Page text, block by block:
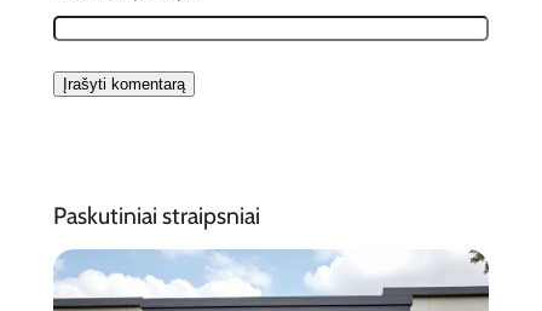
Paskutiniai straipsniai